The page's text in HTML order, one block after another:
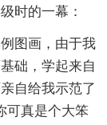
时的一幕：
图画，由于我
础，学起来自
自给我示范了
可真是个大笨